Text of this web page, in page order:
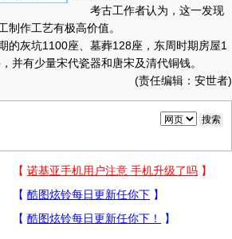
考古工作者认为，这一发现
制作工艺有极高价值。
灰坑1100座、墓葬128座，东周时期房屋1
并有少量宋代瓷器和唐宋及清代铜钱。
(责任编辑：安世者)